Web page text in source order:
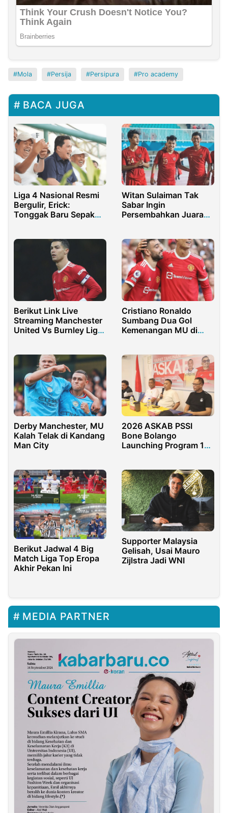
Mola Persija Persipura Pro academy
BACA JUGA
Liga 4 Nasional Resmi
Bergulir, Erick:
Tonggak Baru Sepak
Witan Sulaiman Tak
Sabar Ingin
Persembahkan Juara
Berikut Link Live
Streaming Manchester
United Vs Burnley Liga
Cristiano Ronaldo
Sumbang Dua Gol
Kemenangan MU di
Derby Manchester, MU
Kalah Telak di Kandang
Man City
2026 ASKAB PSSI
Bone Bolango
Launching Program 1
Berikut Jadwal 4 Big
Match Liga Top Eropa
Akhir Pekan Ini
Supporter Malaysia
Gelisah, Usai Mauro
Zijlstra Jadi WNI
MEDIA PARTNER